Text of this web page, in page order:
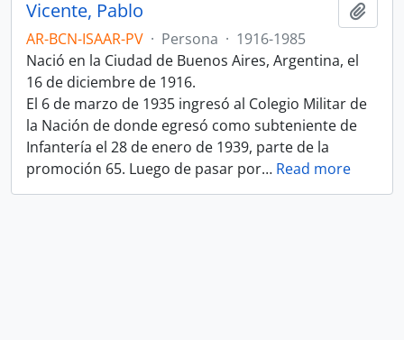
Vicente, Pablo
AR-BCN-ISAAR-PV · Persona · 1916-1985
Nació en la Ciudad de Buenos Aires, Argentina, el
16 de diciembre de 1916.
El 6 de marzo de 1935 ingresó al Colegio Militar de
la Nación de donde egresó como subteniente de
Infantería el 28 de enero de 1939, parte de la
promoción 65. Luego de pasar por… Read more